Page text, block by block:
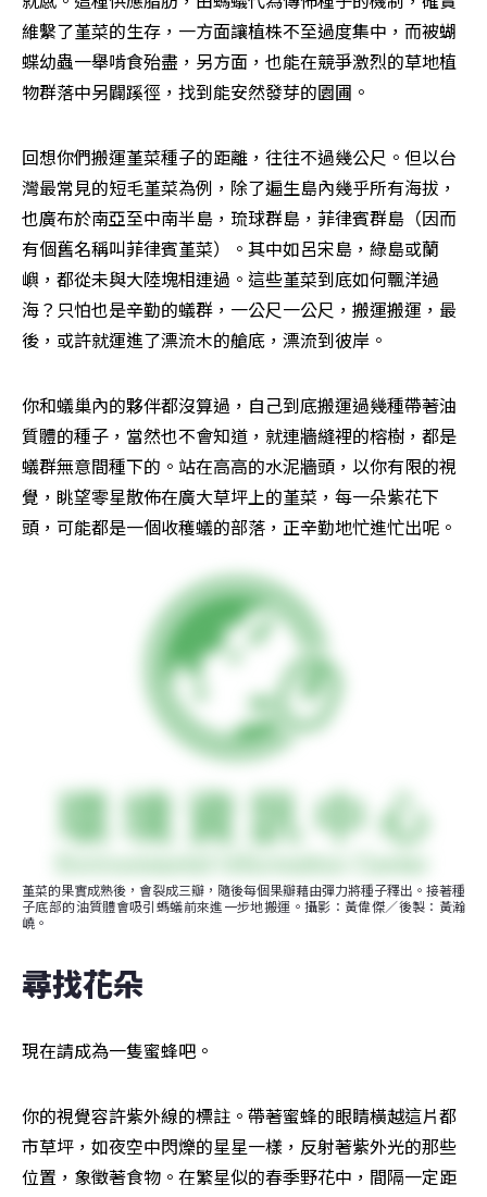
維繫了堇菜的生存，一方面讓植株不至過度集中，而被蝴
蝶幼蟲一舉啃食殆盡，另方面，也能在競爭激烈的草地植
物群落中另闢蹊徑，找到能安然發芽的園圃。
回想你們搬運堇菜種子的距離，往往不過幾公尺。但以台
灣最常見的短毛堇菜為例，除了遍生島內幾乎所有海拔，
也廣布於南亞至中南半島，琉球群島，菲律賓群島（因而
有個舊名稱叫菲律賓堇菜）。其中如呂宋島，綠島或蘭
嶼，都從未與大陸塊相連過。這些堇菜到底如何飄洋過
海？只怕也是辛勤的蟻群，一公尺一公尺，搬運搬運，最
後，或許就運進了漂流木的艙底，漂流到彼岸。
你和蟻巢內的夥伴都沒算過，自己到底搬運過幾種帶著油
質體的種子，當然也不會知道，就連牆縫裡的榕樹，都是
蟻群無意間種下的。站在高高的水泥牆頭，以你有限的視
覺，眺望零星散佈在廣大草坪上的堇菜，每一朵紫花下
頭，可能都是一個收穫蟻的部落，正辛勤地忙進忙出呢。
堇菜的果實成熟後，會裂成三瓣，隨後每個果瓣藉由彈力將種子釋出。接著種
子底部的油質體會吸引螞蟻前來進一步地搬運。攝影：黃偉傑／後製：黃瀚
嶢。
尋找花朵
現在請成為一隻蜜蜂吧。
你的視覺容許紫外線的標註。帶著蜜蜂的眼睛橫越這片都
市草坪，如夜空中閃爍的星星一樣，反射著紫外光的那些
位置，象徵著食物。在繁星似的春季野花中，間隔一定距